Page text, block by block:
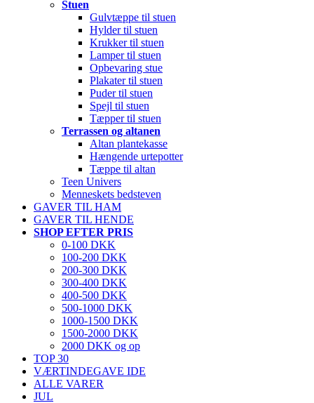
Stuen
Gulvtæppe til stuen
Hylder til stuen
Krukker til stuen
Lamper til stuen
Opbevaring stue
Plakater til stuen
Puder til stuen
Spejl til stuen
Tæpper til stuen
Terrassen og altanen
Altan plantekasse
Hængende urtepotter
Tæppe til altan
Teen Univers
Menneskets bedsteven
GAVER TIL HAM
GAVER TIL HENDE
SHOP EFTER PRIS
0-100 DKK
100-200 DKK
200-300 DKK
300-400 DKK
400-500 DKK
500-1000 DKK
1000-1500 DKK
1500-2000 DKK
2000 DKK og op
TOP 30
VÆRTINDEGAVE IDE
ALLE VARER
JUL